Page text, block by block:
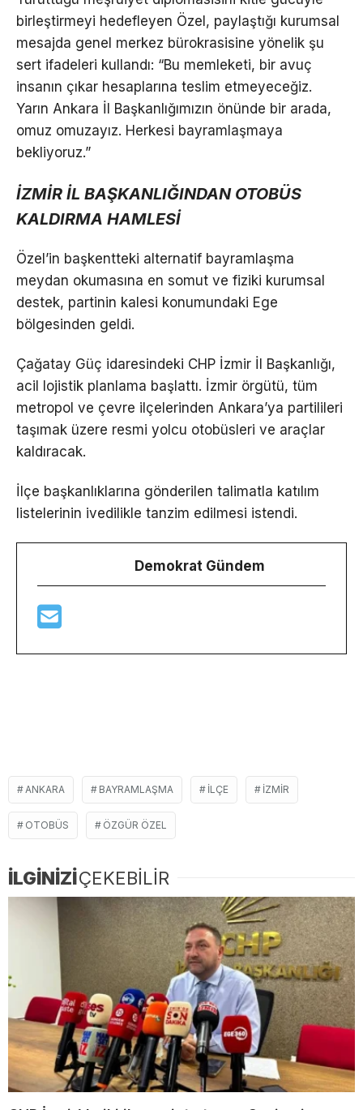
birleştirmeyi hedefleyen Özel, paylaştığı kurumsal
mesajda genel merkez bürokrasisine yönelik şu
sert ifadeleri kullandı: “Bu memleketi, bir avuç
insanın çıkar hesaplarına teslim etmeyeceğiz.
Yarın Ankara İl Başkanlığımızın önünde bir arada,
omuz omuzayız. Herkesi bayramlaşmaya
bekliyoruz.”
İZMİR İL BAŞKANLIĞINDAN OTOBÜS
KALDIRMA HAMLESİ
Özel’in başkentteki alternatif bayramlaşma
meydan okumasına en somut ve fiziki kurumsal
destek, partinin kalesi konumundaki Ege
bölgesinden geldi.
Çağatay Güç idaresindeki CHP İzmir İl Başkanlığı,
acil lojistik planlama başlattı. İzmir örgütü, tüm
metropol ve çevre ilçelerinden Ankara’ya partilileri
taşımak üzere resmi yolcu otobüsleri ve araçlar
kaldıracak.
İlçe başkanlıklarına gönderilen talimatla katılım
listelerinin ivedilikle tanzim edilmesi istendi.
Demokrat Gündem
ANKARA BAYRAMLAŞMA ILÇE İZMIR
OTOBÜS ÖZGÜR ÖZEL
İLGİNİZİÇEKEBİLİR